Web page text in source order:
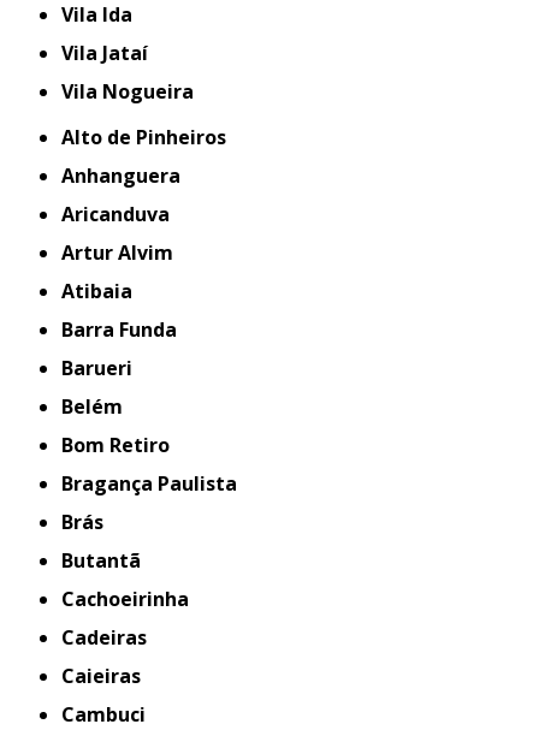
Vila Ida
Vila Jataí
Vila Nogueira
Alto de Pinheiros
Anhanguera
Aricanduva
Artur Alvim
Atibaia
Barra Funda
Barueri
Belém
Bom Retiro
Bragança Paulista
Brás
Butantã
Cachoeirinha
Cadeiras
Caieiras
Cambuci